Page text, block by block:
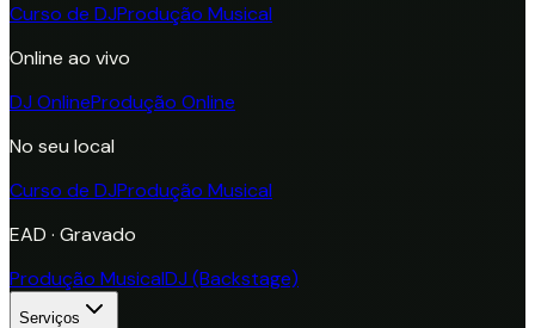
Curso de DJProdução Musical
Online ao vivo
DJ OnlineProdução Online
No seu local
Curso de DJProdução Musical
EAD · Gravado
Produção MusicalDJ (Backstage)
Serviços